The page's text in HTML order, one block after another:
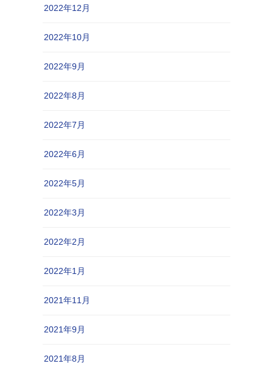
2022年12月
2022年10月
2022年9月
2022年8月
2022年7月
2022年6月
2022年5月
2022年3月
2022年2月
2022年1月
2021年11月
2021年9月
2021年8月